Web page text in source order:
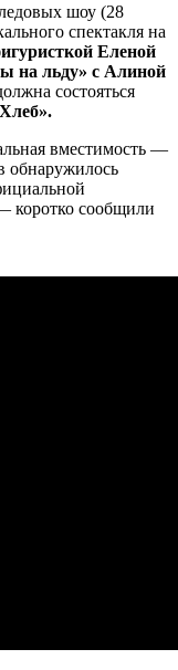
шоу (28
спектакля на
Еленой
на льду» с Алиной
состояться
вместимость —
обнаружилось
коротко сообщили